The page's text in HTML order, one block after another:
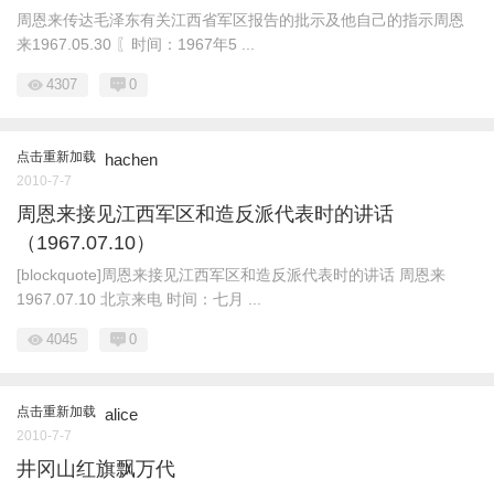
周恩来传达毛泽东有关江西省军区报告的批示及他自己的指示周恩
来1967.05.30 〖时间：1967年5 ...
4307 0
点击重新加载 hachen
2010-7-7
周恩来接见江西军区和造反派代表时的讲话
（1967.07.10）
[blockquote]周恩来接见江西军区和造反派代表时的讲话 周恩来
1967.07.10 北京来电 时间：七月 ...
4045 0
点击重新加载 alice
2010-7-7
井冈山红旗飘万代